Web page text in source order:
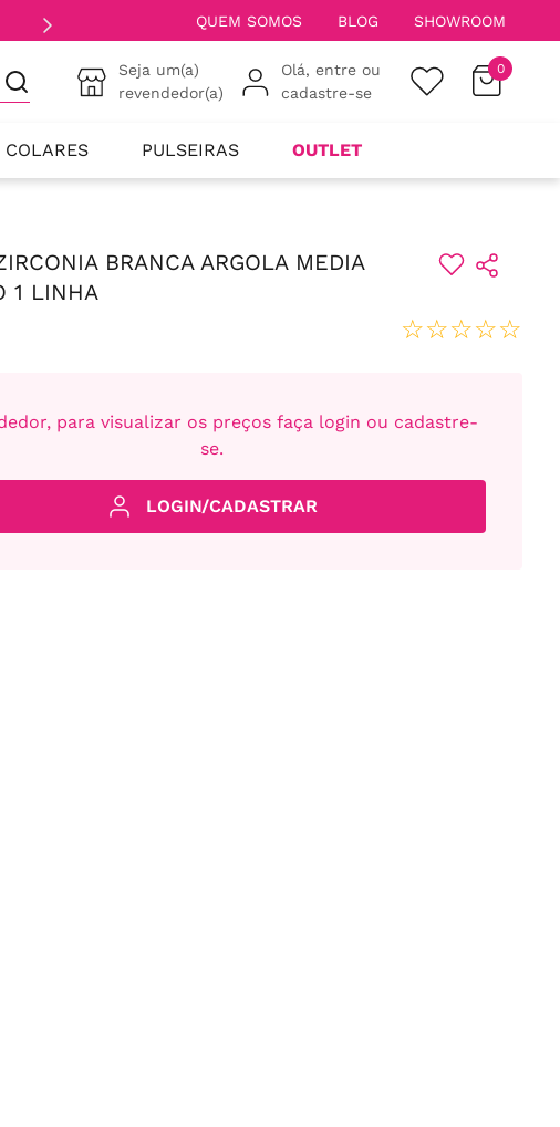
QUEM SOMOS BLOG SHOWROOM
Seja um(a)
revendedor(a)
Olá, entre ou
cadastre-se
0
COLARES PULSEIRAS OUTLET
BRANCA ARGOLA MEDIA
1 LINHA
☆☆☆☆☆
para visualizar os preços faça login ou cadastre-
se.
LOGIN/CADASTRAR